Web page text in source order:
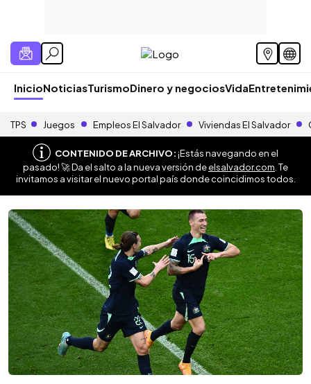
InicioNoticiasTurismoDinero y negociosVida
TPS Juegos Empleos El Salvador Viviendas El Salvador
CONTENIDO DE ARCHIVO:¡Estás navegando en el
pasado! 🚀 Da el salto a la nueva versión deelsalvador.com . Te
invitamos a visitar el nuevo portal país donde coincidimos todos.